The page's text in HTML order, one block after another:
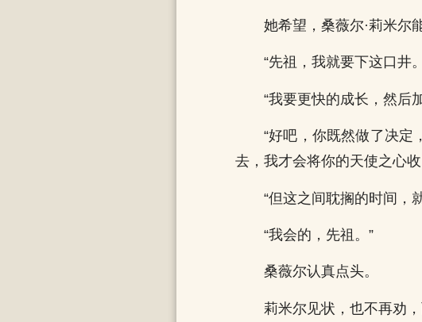
她希望，桑薇尔·莉米尔
“先祖，我就要下这口井
“我要更快的成长，然后
“好吧，你既然做了决定
去，我才会将你的天使之心
“但这之间耽搁的时间，
“我会的，先祖。”
桑薇尔认真点头。
莉米尔见状，也不再劝